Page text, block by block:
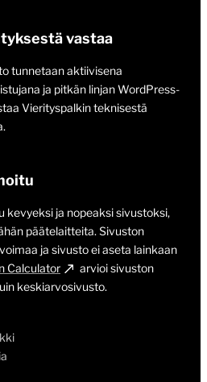
vastaa
tunnetaan aktiivisena
ja pitkän linjan WordPress-
Vierityspalkin teknisestä
kevyeksi ja nopeaksi sivustoksi,
päätelaitteita. Sivuston
ja sivusto ei aseta lainkaan
Calculator
arvioi sivuston
keskiarvosivusto.